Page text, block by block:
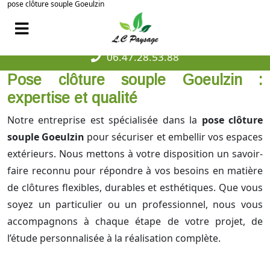
pose clôture souple Goeulzin
06.47.28.53.88
Pose clôture souple Goeulzin :
expertise et qualité
Notre entreprise est spécialisée dans la pose clôture
souple Goeulzin pour sécuriser et embellir vos espaces
extérieurs. Nous mettons à votre disposition un savoir-
faire reconnu pour répondre à vos besoins en matière
de clôtures flexibles, durables et esthétiques. Que vous
soyez un particulier ou un professionnel, nous vous
accompagnons à chaque étape de votre projet, de
l’étude personnalisée à la réalisation complète.